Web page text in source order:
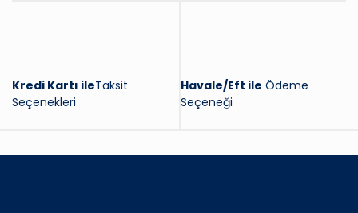
Kredi Kartı ileTaksit
Seçenekleri
Havale/Eft ile Ödeme
Seçeneği